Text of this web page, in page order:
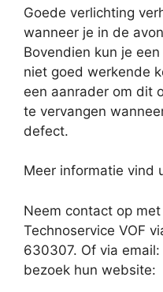
Goede verlichting
wanneer je in de
Bovendien kun je
niet goed werkende
een aanrader om dit
te vervangen
defect.
Meer informatie vind
Neem contact op
Technoservice VOF
630307. Of via email:
bezoek hun website: